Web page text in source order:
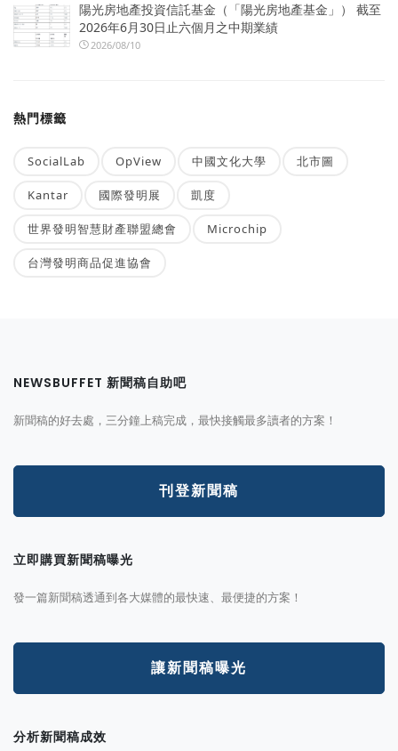
陽光房地產投資信託基金（「陽光房地產基金」） 截至
2026年6月30日止六個月之中期業績
2026/08/10
熱門標籤
SocialLab OpView 中國文化大學 北市圖
Kantar 國際發明展 凱度
世界發明智慧財產聯盟總會 Microchip
台灣發明商品促進協會
NEWSBUFFET 新聞稿自助吧
新聞稿的好去處，三分鐘上稿完成，最快接觸最多讀者的方案！
刊登新聞稿
立即購買新聞稿曝光
發一篇新聞稿透通到各大媒體的最快速、最便捷的方案！
讓新聞稿曝光
分析新聞稿成效